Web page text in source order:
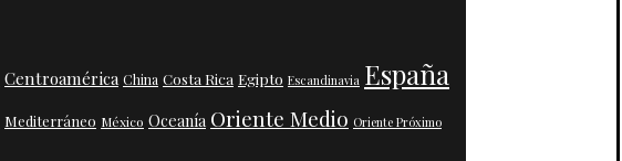
Centroamérica China Costa Rica Egipto Escandinavia España
Mediterráneo México Oceanía Oriente Medio Oriente Próximo